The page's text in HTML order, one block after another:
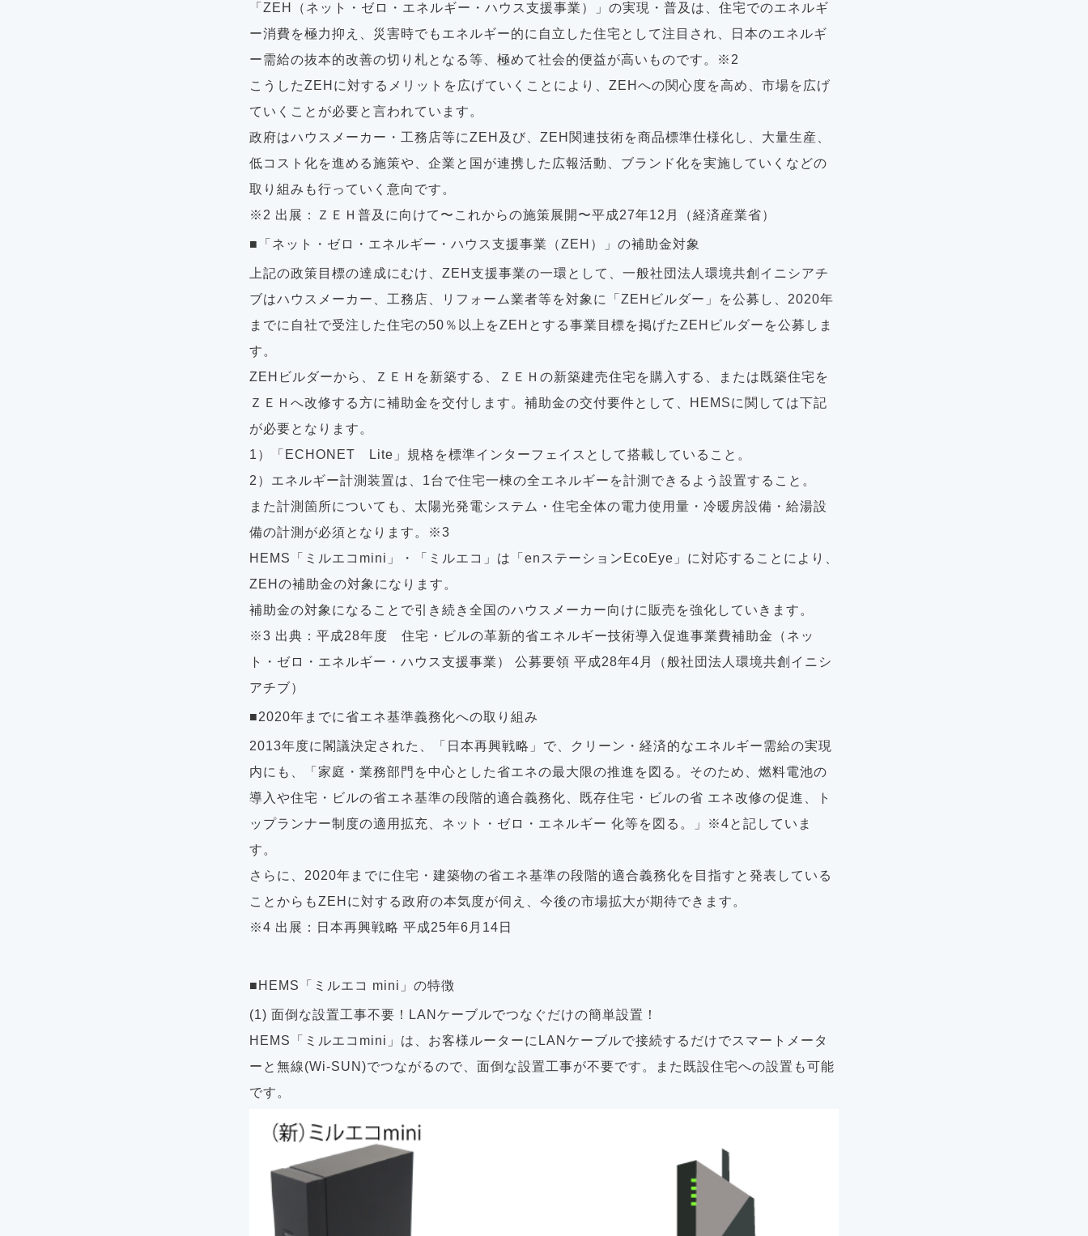
「ZEH（ネット・ゼロ・エネルギー・ハウス支援事業）」の実現・普及は、住宅でのエネルギ
ー消費を極⼒抑え、災害時でもエネルギー的に⾃⽴した住宅として注⽬され、日本のエネルギ
ー需給の抜本的改善の切り札となる等、極めて社会的便益が高いものです。※2
こうしたZEHに対するメリットを広げていくことにより、ZEHへの関心度を高め、市場を広げ
ていくことが必要と言われています。
政府はハウスメーカー・工務店等にZEH及び、ZEH関連技術を商品標準仕様化し、⼤量⽣産、
低コスト化を進める施策や、企業と国が連携した広報活動、ブランド化を実施していくなどの
取り組みも行っていく意向です。
※2 出展：ＺＥＨ普及に向けて〜これからの施策展開〜平成27年12月（経済産業省）
■「ネット・ゼロ・エネルギー・ハウス支援事業（ZEH）」の補助金対象
上記の政策目標の達成にむけ、ZEH支援事業の一環として、一般社団法人環境共創イニシアチ
ブはハウスメーカー、工務店、リフォーム業者等を対象に「ZEHビルダー」を公募し、2020年
までに自社で受注した住宅の50％以上をZEHとする事業目標を掲げたZEHビルダーを公募しま
す。
ZEHビルダーから、ＺＥＨを新築する、ＺＥＨの新築建売住宅を購入する、または既築住宅を
ＺＥＨへ改修する方に補助金を交付します。補助金の交付要件として、HEMSに関しては下記
が必要となります。
1）「ECHONET Lite」規格を標準インターフェイスとして搭載していること。
2）エネルギー計測装置は、1台で住宅一棟の全エネルギーを計測できるよう設置すること。
また計測箇所についても、太陽光発電システム・住宅全体の電力使用量・冷暖房設備・給湯設
備の計測が必須となります。※3
HEMS「ミルエコmini」・「ミルエコ」は「enステーションEcoEye」に対応することにより、
ZEHの補助金の対象になります。
補助金の対象になることで引き続き全国のハウスメーカー向けに販売を強化していきます。
※3 出典：平成28年度 住宅・ビルの革新的省エネルギー技術導入促進事業費補助金（ネッ
ト・ゼロ・エネルギー・ハウス支援事業） 公募要領 平成28年4月（般社団法人環境共創イニシ
アチブ）
■2020年までに省エネ基準義務化への取り組み
2013年度に閣議決定された、「日本再興戦略」で、クリーン・経済的なエネルギー需給の実現
内にも、「家庭・業務部門を中心とした省エネの最大限の推進を図る。そのため、燃料電池の
導入や住宅・ビルの省エネ基準の段階的適合義務化、既存住宅・ビルの省 エネ改修の促進、ト
ップランナー制度の適用拡充、ネット・ゼロ・エネルギー 化等を図る。」※4と記していま
す。
さらに、2020年までに住宅・建築物の省エネ基準の段階的適合義務化を目指すと発表している
ことからもZEHに対する政府の本気度が伺え、今後の市場拡大が期待できます。
※4 出展：日本再興戦略 平成25年6月14日
■HEMS「ミルエコ mini」の特徴
(1) 面倒な設置工事不要！LANケーブルでつなぐだけの簡単設置！
HEMS「ミルエコmini」は、お客様ルーターにLANケーブルで接続するだけでスマートメータ
ーと無線(Wi-SUN)でつながるので、面倒な設置工事が不要です。また既設住宅への設置も可能
です。